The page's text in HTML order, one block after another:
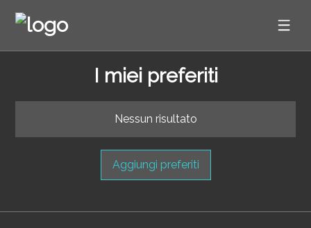
I miei preferiti
Nessun risultato
Aggiungi preferiti